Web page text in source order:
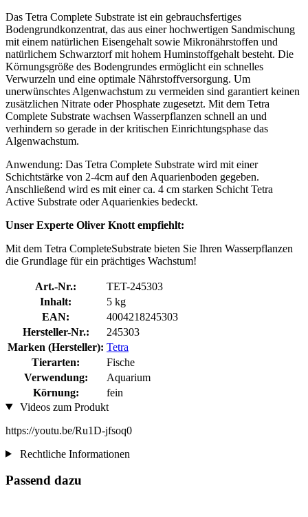
Das Tetra Complete Substrate ist ein gebrauchsfertiges
Bodengrundkonzentrat, das aus einer hochwertigen Sandmischung
mit einem natürlichen Eisengehalt sowie Mikronährstoffen und
natürlichem Schwarztorf mit hohem Huminstoffgehalt besteht. Die
Körnungsgröße des Bodengrundes ermöglicht ein schnelles
Verwurzeln und eine optimale Nährstoffversorgung. Um
unerwünschtes Algenwachstum zu vermeiden sind garantiert keinen
zusätzlichen Nitrate oder Phosphate zugesetzt. Mit dem Tetra
Complete Substrate wachsen Wasserpflanzen schnell an und
verhindern so gerade in der kritischen Einrichtungsphase das
Algenwachstum.
Anwendung: Das Tetra Complete Substrate wird mit einer
Schichtstärke von 2-4cm auf den Aquarienboden gegeben.
Anschließend wird es mit einer ca. 4 cm starken Schicht Tetra
Active Substrate oder Aquarienkies bedeckt.
Unser Experte Oliver Knott empfiehlt:
Mit dem Tetra CompleteSubstrate bieten Sie Ihren Wasserpflanzen
die Grundlage für ein prächtiges Wachstum!
Art.-Nr.:
TET-245303
Inhalt:
5 kg
EAN:
4004218245303
Hersteller-Nr.:
245303
Marken (Hersteller): Tetra
Tierarten:
Fische
Verwendung:
Aquarium
Körnung:
fein
Videos zum Produkt
https://youtu.be/Ru1D-jfsoq0
Rechtliche Informationen
Passend dazu